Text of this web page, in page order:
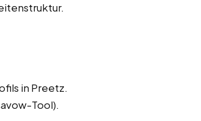
in Preetz.
Tool).